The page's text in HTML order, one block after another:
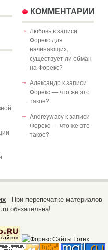
КОММЕНТАРИИ
Любовьк записи
Форекс для
начинающих,
существует ли обман
на Форекс?
Александр к записи
Форекc — что же это
такое?
Andreywacyк записи
Форекc — что же это
такое?
- При перепечатке материалов
обязательна!